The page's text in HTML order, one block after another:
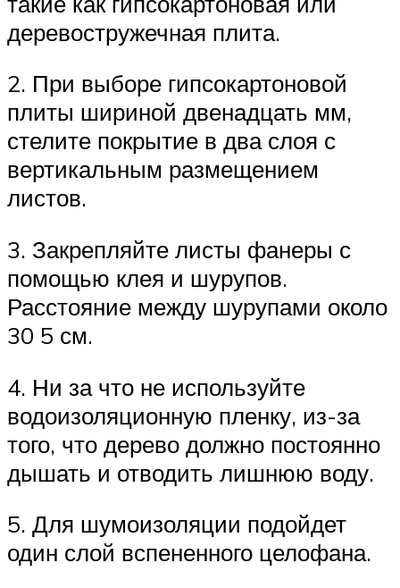
деревостружечная плита.
2. При выборе гипсокартоновой
плиты шириной двенадцать мм,
стелите покрытие в два слоя с
вертикальным размещением
листов.
3. Закрепляйте листы фанеры с
помощью клея и шурупов.
Расстояние между шурупами около
30 5 см.
4. Ни за что не используйте
водоизоляционную пленку, из-за
того, что дерево должно постоянно
дышать и отводить лишнюю воду.
5. Для шумоизоляции подойдет
один слой вспененного целофана.